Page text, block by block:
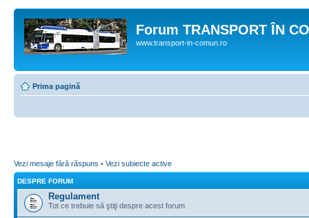
Forum TRANSPORT ÎN
www.transport-in-comun.ro
Prima pagină
Vezi mesaje fără răspuns • Vezi subiecte active
DESPRE FORUM
Regulament
Tot ce trebuie să ştiţi despre acest forum